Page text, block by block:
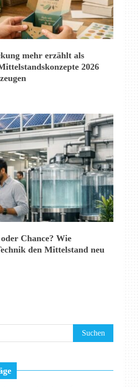
mehr erzählt als
2026
Chance? Wie
den Mittelstand neu